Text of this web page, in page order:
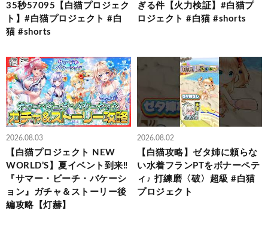
35秒57095【白猫プロジェク
ト】#白猫プロジェクト #白
猫 #shorts
ぎる件【火力検証】#白猫プ
ロジェクト #白猫 #shorts
2026.08.03
【白猫プロジェクト NEW
WORLD’S】夏イベント到来‼
『サマー・ビーチ・バケーシ
ョン』ガチャ＆ストーリー後
編攻略【灯赫】
2026.08.02
【白猫攻略】ゼタ姉に頼らな
い水着フランPTをボナーペテ
ィ♪ 打練磨〈破〉超級 #白猫
プロジェクト